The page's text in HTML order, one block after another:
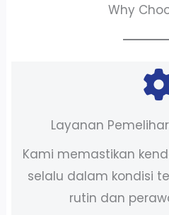
Why
Layanan
Kami memastikan
selalu dalam kondisi
rutin dan